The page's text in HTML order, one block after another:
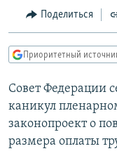
поискуСЕВЕР.РЕАЛИИ
СИБИРЬ.РЕАЛИИ
ПОДПИШИТЕСЬ
СОЦИАЛЬНЫЕ СЕТИ
Поделиться
Приоритетный
Совет Федерации
каникул
законопроект о
размера оплаты